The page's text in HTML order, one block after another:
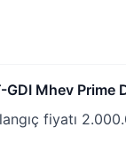
Mhev Prime
fiyatı